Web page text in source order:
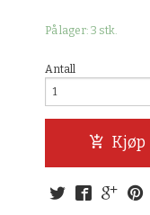
På lager: 3 stk.
Antall
Kjøp